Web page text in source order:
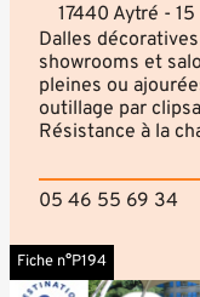
17440 Aytré -
Dalles
showrooms et
pleines ou
outillage par
Résistance à la
05 46 55 69 34
Fiche n°P194